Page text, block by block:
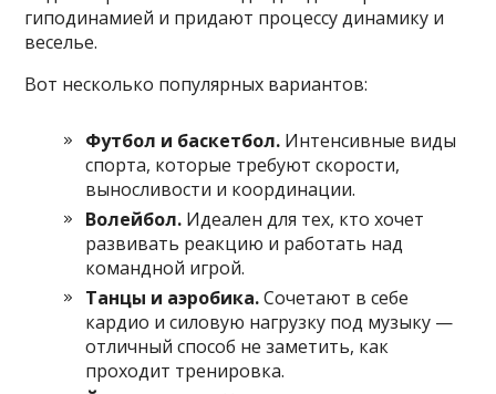
гиподинамией и придают процессу динамику и
веселье.
Вот несколько популярных вариантов:
Футбол и баскетбол. Интенсивные виды
спорта, которые требуют скорости,
выносливости и координации.
Волейбол. Идеален для тех, кто хочет
развивать реакцию и работать над
командной игрой.
Танцы и аэробика.Сочетают в себе
кардио и силовую нагрузку под музыку —
отличный способ не заметить, как
проходит тренировка.